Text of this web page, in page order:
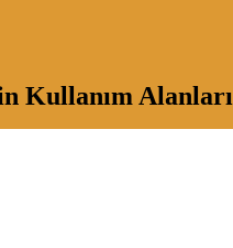
Kullanım Alanları